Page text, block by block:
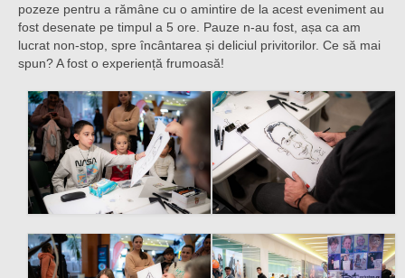
pozeze pentru a rămâne cu o amintire de la acest eveniment au
fost desenate pe timpul a 5 ore. Pauze n-au fost, așa ca am
lucrat non-stop, spre încântarea și deliciul privitorilor. Ce să mai
spun? A fost o experiență frumoasă!